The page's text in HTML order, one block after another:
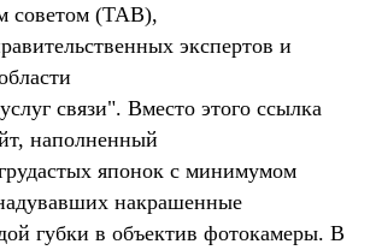
советом (TAB),
экспертов и
связи". Вместо этого ссылка
наполненный
японок с минимумом
накрашенные
губки в объектив фотокамеры. В